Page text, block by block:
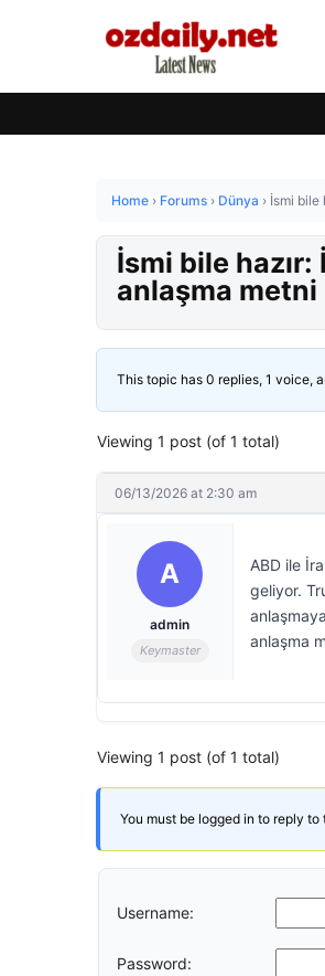
Home › Forums › Dünya › İsmi bile
İsmi bile hazır:
anlaşma metni
This topic has 0 replies, 1 voice,
Viewing 1 post (of 1 total)
06/13/2026 at 2:30 am
A
admin
Keymaster
ABD ile
geliyor.
anlaşma
Viewing 1 post (of 1 total)
You must be logged in to reply to
Username:
Password: